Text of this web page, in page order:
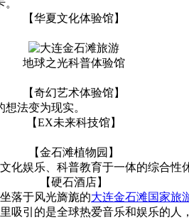
【华夏文化体验馆】
地球之光科普体验馆
【奇幻艺术体验馆】
法变为现实。
【EX未来科技馆】
【金石滩植物园】
化娱乐、科普教育于一体的综合性
【硬石酒店】
落于风光旖旎的大连金石滩国家旅
引的是全球热爱音乐和娱乐的